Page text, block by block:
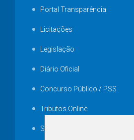
Portal Transparência
Licitações
Legislação
Diário Oficial
Concurso Público / PSS
Tributos Online
Serviços ISS-E